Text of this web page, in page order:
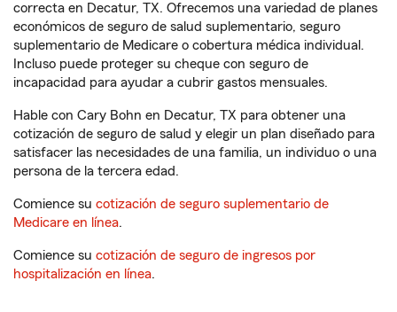
correcta en Decatur, TX. Ofrecemos una variedad de planes
económicos de seguro de salud suplementario, seguro
suplementario de Medicare o cobertura médica individual.
Incluso puede proteger su cheque con seguro de
incapacidad para ayudar a cubrir gastos mensuales.
Hable con Cary Bohn en Decatur, TX para obtener una
cotización de seguro de salud y elegir un plan diseñado para
satisfacer las necesidades de una familia, un individuo o una
persona de la tercera edad.
Comience su cotización de seguro suplementario de
Medicare en línea.
Comience su cotización de seguro de ingresos por
hospitalización en línea.